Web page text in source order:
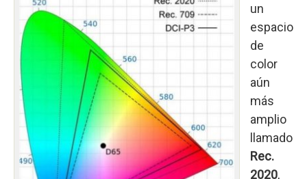
un
espacio
de
color
aún
más
amplio
llamado
Rec.
2020,